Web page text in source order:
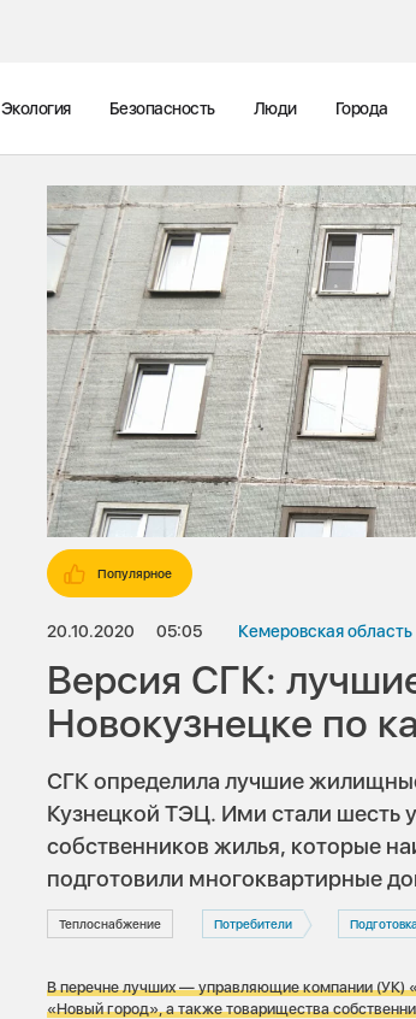
Экология Безопасность Люди Города
Популярное
20.10.2020 05:05 Кемеровская область
Версия СГК:
Новокузнецке по
СГК определила лучшие
Кузнецкой ТЭЦ. Ими стали шесть
собственников жилья, которые
подготовили многоквартирные
Теплоснабжение Потребители
В перечне лучших — управляющие компании(УК)
«Новый город», а также товарищества